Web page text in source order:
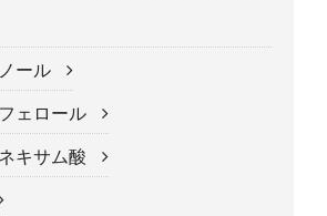
ール
ェロール
キサム酸